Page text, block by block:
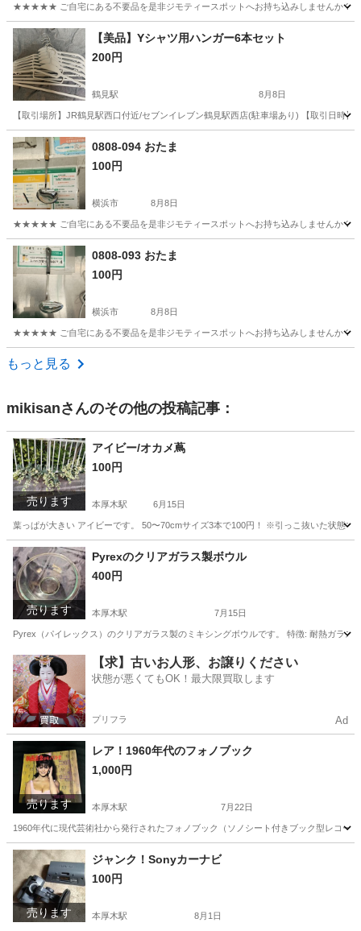
★★★★★ ご自宅にある不要品を是非ジモティースポットへお持ち込みしませんか？
神奈川 横浜市 調理器具 現地
【美品】Yシャツ用ハンガー6本セット
200円
鶴見駅 8月8日
【取引場所】JR鶴見駅西口付近/セブンイレブン鶴見駅西店(駐車場あり) 【取引日時
神奈川 横浜市 洗濯用品
0808-094 おたま
100円
横浜市 8月8日
★★★★★ ご自宅にある不要品を是非ジモティースポットへお持ち込みしませんか？
神奈川 横浜市 現地
0808-093 おたま
100円
横浜市 8月8日
★★★★★ ご自宅にある不要品を是非ジモティースポットへお持ち込みしませんか？
神奈川 横浜市
もっと見る
mikisanさんのその他の投稿記事：
売ります
アイビー/オカメ蔦
100円
本厚木駅 6月15日
葉っぱが大きい アイビーです。 50〜70cmサイズ3本で100円！ ※引っこ抜いた状態で
神奈川 厚木市 本厚木駅 家庭用品
売ります
Pyrexのクリアガラス製ボウル
400円
本厚木駅 7月15日
Pyrex（パイレックス）のクリアガラス製のミキシングボウルです。 特徴: 耐熱ガラ
神奈川 本厚木駅 調理器具 Pyrex
【求】古いお人形、お譲りください
状態が悪くてもOK！最大限買取します
プリフラ Ad
売ります
レア！1960年代のフォノブック
1,000円
本厚木駅 7月22日
1960年代に現代芸術社から発行されたフォノブック（ソノシート付きブック型レコ
神奈川 厚木市 本厚木駅 雑誌 1960年代
売ります
ジャンク！Sonyカーナビ
100円
本厚木駅 8月1日